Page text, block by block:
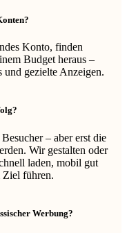
Konto, finden
Budget heraus –
und gezielte Anzeigen.
– aber erst die
Wir gestalten oder
laden, mobil gut
Ziel führen.
Werbung?